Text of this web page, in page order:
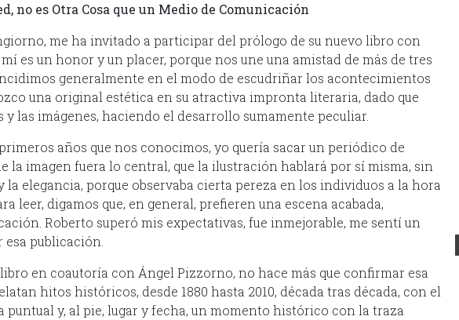
no es Otra Cosa que un Medio de Comunicación
me ha invitado a participar del prólogo de su nuevo libro con
es un honor y un placer, porque nos une una amistad de más de tres
generalmente en el modo de escudriñar los acontecimientos
una original estética en su atractiva impronta literaria, dado que
y las imágenes, haciendo el desarrollo sumamente peculiar.
años que nos conocimos, yo quería sacar un periódico de
la imagen fuera lo central, que la ilustración hablará por sí misma, sin
la elegancia, porque observaba cierta pereza en los individuos a la hora
leer, digamos que, en general, prefieren una escena acabada,
Roberto superó mis expectativas, fue inmejorable, me sentí un
publicación.
en coautoría con Ángel Pizzorno, no hace más que confirmar esa
hitos históricos, desde 1880 hasta 2010, década tras década, con el
puntual y, al pie, lugar y fecha, un momento histórico con la traza